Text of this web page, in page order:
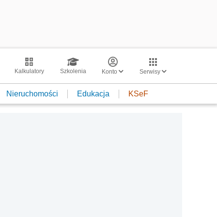
Kalkulatory Szkolenia Konto Serwisy
Nieruchomości Edukacja KSeF